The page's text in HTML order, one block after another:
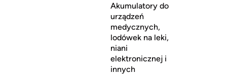
Akumulatory do
urządzeń
medycznych,
lodówek na leki,
niani
elektronicznej i
innych